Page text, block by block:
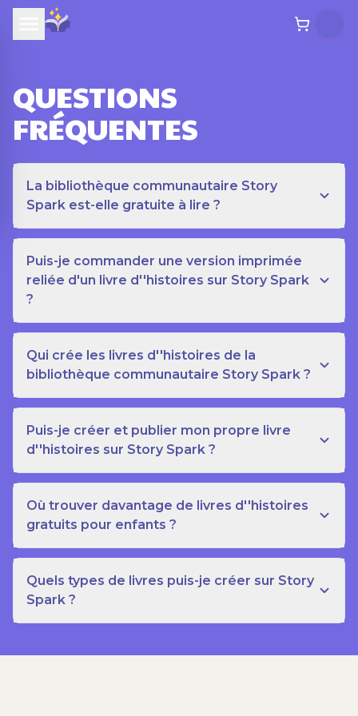
QUESTIONS
FRÉQUENTES
La bibliothèque communautaire Story
Spark est-elle gratuite à lire ?
Puis-je commander une version imprimée
reliée d'un livre d''histoires sur Story Spark
?
Qui crée les livres d''histoires de la
bibliothèque communautaire Story Spark ?
Puis-je créer et publier mon propre livre
d''histoires sur Story Spark ?
Où trouver davantage de livres d''histoires
gratuits pour enfants ?
Quels types de livres puis-je créer sur Story
Spark ?